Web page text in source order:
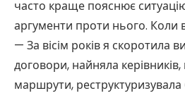
часто краще пояснює
аргументи проти нього. Коли
— За вісім років я скоротила
договори, найняла
маршрути, реструктуризувала